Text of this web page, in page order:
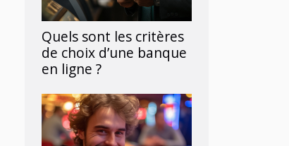
Quels sont les critères
de choix d’une banque
en ligne ?